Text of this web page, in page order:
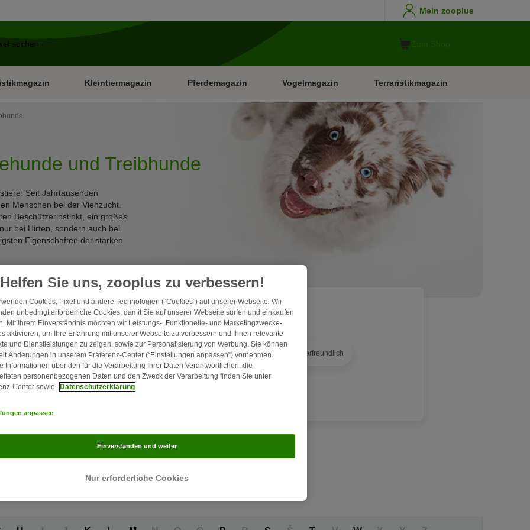
Mein zooplus
Kleintiermagazin Pferdemagazin Vogelmagazin Terraristikmagazin
und Treibhunde
Seit Jahrtausenden
Menschen bei der Viehzucht.
Beschützerinstinkt, ein großes
bei Hirten, sondern auch bei
Eigenschaften der starken
passenden Hund zu finden
Leicht erziehbar Eigenständig (kann alleine bleiben) Wohnungshund Kinderfreundlich
20+ Alle Filter anzeigen
Helfen Sie uns, zooplus zu verbessern!
Cookies, Pixel und andere Technologien (“Cookies”) auf unserer Webseite. Wir
unbedingt erforderliche Cookies, damit Sie auf unserer Webseite surfen und einkaufen
Mit Ihrem Einverständnis möchten wir Leistungs-, Funktionelle- und Marketingzwecke-
aktivieren, um Ihre Erfahrung mit unserer Webseite zu verbessern und Ihnen relevante
und Dienstleistungen zu zeigen, sowie zur Personalisierung von Werbung. Sie können
Änderungen in unserem Präferenz-Center (“Einstellungen anpassen”) vornehmen.
Informationen über den für die Verarbeitung Ihrer Daten Verantwortlichen, die
personenbezogenen Daten und den Zweck der Verarbeitung finden Sie unter
Center sowie
Datenschutzerklärung
anpassen
Nur erforderliche Cookies
Einverstanden und weiter